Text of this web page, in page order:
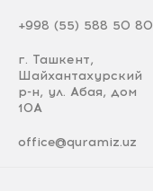
+998 (55) 588 50 80
г. Ташкент,
Шайхантахурский
р-н, ул. Абая, дом
10А
office@quramiz.uz